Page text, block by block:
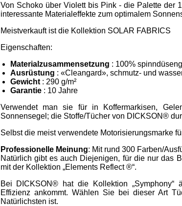
Von Schoko über Violett bis Pink - die Palette der
interessante Materialeffekte zum optimalem
Meistverkauft ist die Kollektion SOLAR FABRICS
Eigenschaften:
Materialzusammensetzung : 100%
Ausrüstung : «Cleangard», schmutz- und
Gewicht: 290 g/m²
Garantie: 10 Jahre
Verwendet man sie für in Koffermarkisen,
Sonnensegel; die Stoffe/Tücher von DICKSON®
Selbst die meist verwendete Motorisierungsmarke
Professionelle Meinung: Mit rund 300 Farben/
Natürlich gibt es auch Diejenigen, für die nur das
mit der Kollektion „Elements Reflect ®“.
Bei DICKSON® hat die Kollektion
Effizienz ankommt. Wählen Sie bei dieser Art
Natürlichsten ist.